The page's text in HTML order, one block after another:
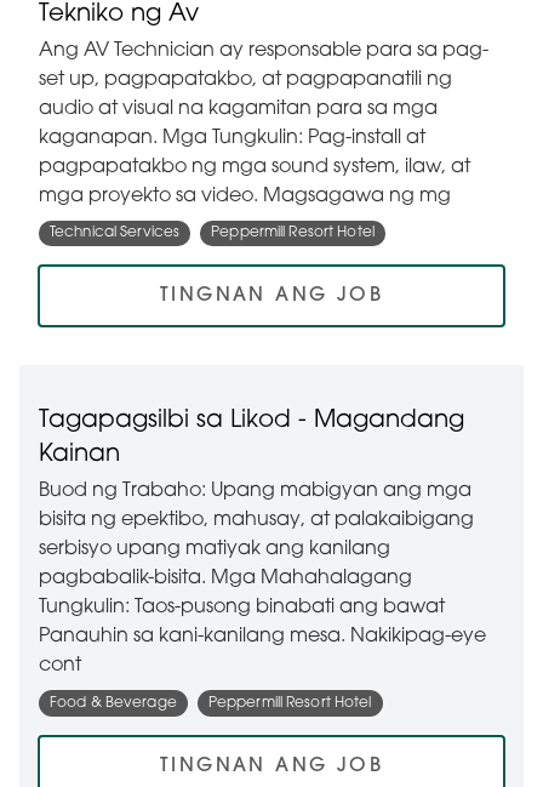
Tekniko ng Av
Ang AV Technician ay responsable para sa pag-
set up, pagpapatakbo, at pagpapanatili ng
audio at visual na kagamitan para sa mga
kaganapan. Mga Tungkulin: Pag-install at
pagpapatakbo ng mga sound system, ilaw, at
mga proyekto sa video. Magsagawa ng mg
Technical Services Peppermill Resort Hotel
TINGNAN ANG JOB
Tagapagsilbi sa Likod - Magandang
Kainan
Buod ng Trabaho: Upang mabigyan ang mga
bisita ng epektibo, mahusay, at palakaibigang
serbisyo upang matiyak ang kanilang
pagbabalik-bisita. Mga Mahahalagang
Tungkulin: Taos-pusong binabati ang bawat
Panauhin sa kani-kanilang mesa. Nakikipag-eye
cont
Food & Beverage Peppermill Resort Hotel
TINGNAN ANG JOB